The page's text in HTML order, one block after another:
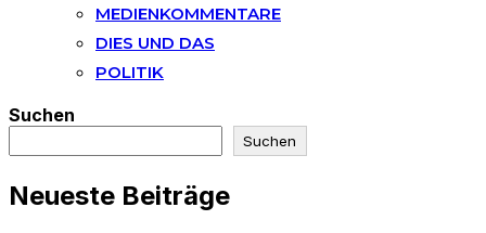
MEDIENKOMMENTARE
DIES UND DAS
POLITIK
Suchen
Suchen
Neueste Beiträge